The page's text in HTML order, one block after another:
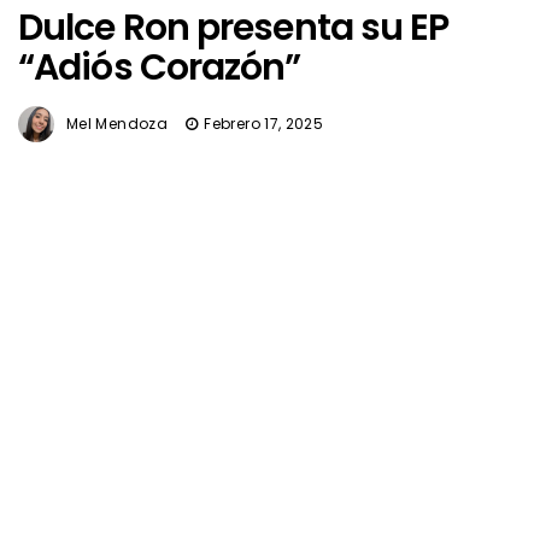
Dulce Ron presenta su EP
“Adiós Corazón”
Mel Mendoza Febrero 17, 2025